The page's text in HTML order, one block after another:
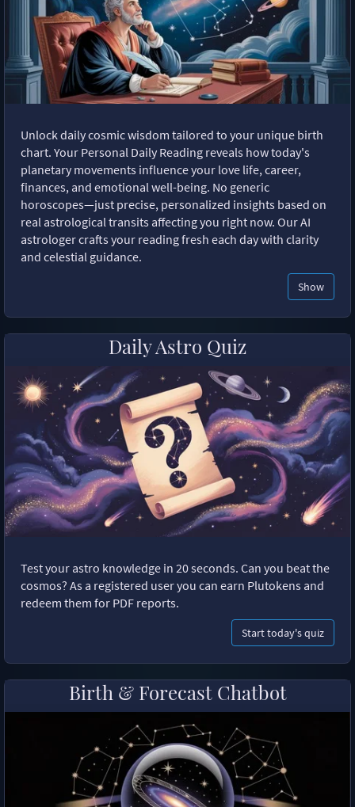
Unlock daily cosmic wisdom tailored to your unique birth
chart. Your Personal Daily Reading reveals how today's
planetary movements influence your love life, career,
finances, and emotional well-being. No generic
horoscopes—just precise, personalized insights based on
real astrological transits affecting you right now. Our AI
astrologer crafts your reading fresh each day with clarity
and celestial guidance.
Show
Daily Astro Quiz
Test your astro knowledge in 20 seconds. Can you beat the
cosmos? As a registered user you can earn Plutokens and
redeem them for PDF reports.
Start today's quiz
Birth & Forecast Chatbot